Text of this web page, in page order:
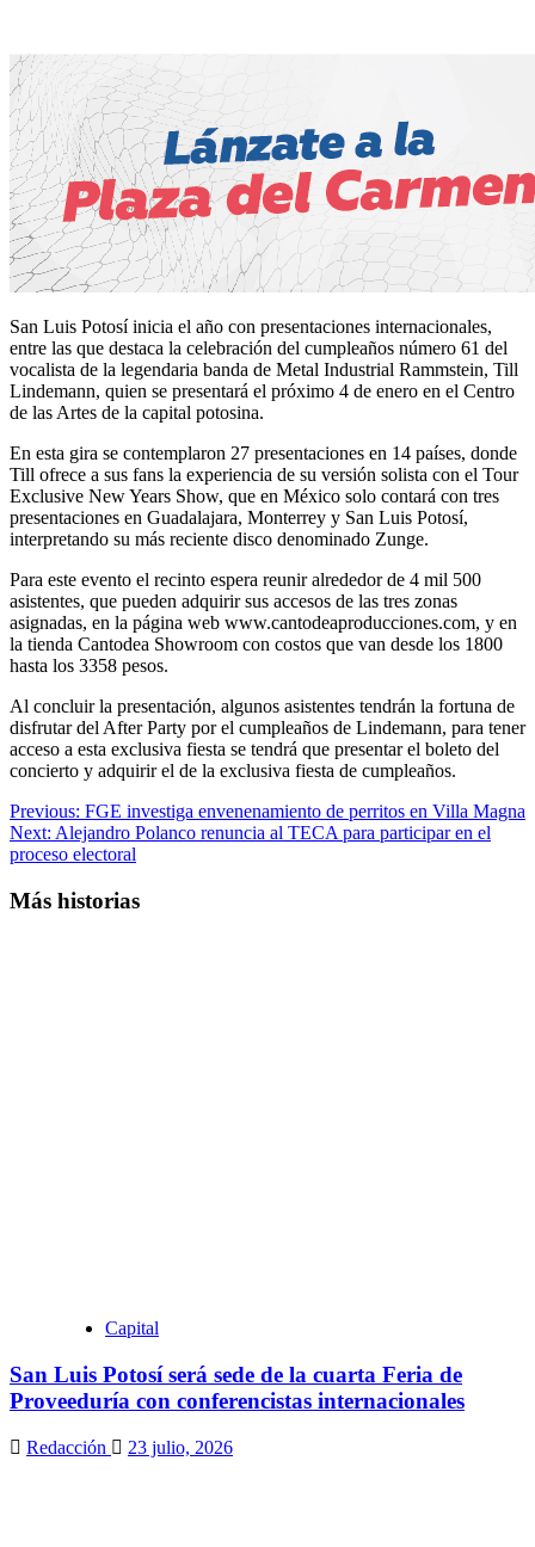
San Luis Potosí inicia el año con presentaciones internacionales,
entre las que destaca la celebración del cumpleaños número 61 del
vocalista de la legendaria banda de Metal Industrial Rammstein, Till
Lindemann, quien se presentará el próximo 4 de enero en el Centro
de las Artes de la capital potosina.
En esta gira se contemplaron 27 presentaciones en 14 países, donde
Till ofrece a sus fans la experiencia de su versión solista con el Tour
Exclusive New Years Show, que en México solo contará con tres
presentaciones en Guadalajara, Monterrey y San Luis Potosí,
interpretando su más reciente disco denominado Zunge.
Para este evento el recinto espera reunir alrededor de 4 mil 500
asistentes, que pueden adquirir sus accesos de las tres zonas
asignadas, en la página web www.cantodeaproducciones.com, y en
la tienda Cantodea Showroom con costos que van desde los 1800
hasta los 3358 pesos.
Al concluir la presentación, algunos asistentes tendrán la fortuna de
disfrutar del After Party por el cumpleaños de Lindemann, para tener
acceso a esta exclusiva fiesta se tendrá que presentar el boleto del
concierto y adquirir el de la exclusiva fiesta de cumpleaños.
Post
navigation
Previous: FGE investiga envenenamiento de perritos en Villa Magna
Next: Alejandro Polanco renuncia al TECA para participar en el
proceso electoral
Más historias
Capital
San Luis Potosí será sede de la cuarta Feria de
Proveeduría con conferencistas internacionales
Redacción 23 julio, 2026